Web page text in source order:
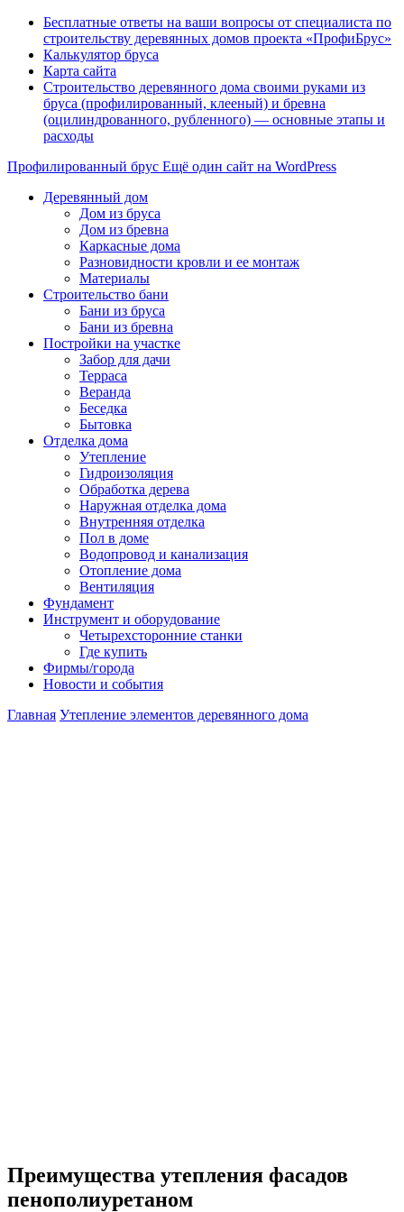
Бесплатные ответы на ваши вопросы от специалиста по
строительству деревянных домов проекта «ПрофиБрус»
Калькулятор бруса
Карта сайта
Строительство деревянного дома своими руками из
бруса (профилированный, клееный) и бревна
(оцилиндрованного, рубленного) — основные этапы и
расходы
Профилированный брус Ещё один сайт на WordPress
Деревянный дом
Дом из бруса
Дом из бревна
Каркасные дома
Разновидности кровли и ее монтаж
Материалы
Строительство бани
Бани из бруса
Бани из бревна
Постройки на участке
Забор для дачи
Терраса
Веранда
Беседка
Бытовка
Отделка дома
Утепление
Гидроизоляция
Обработка дерева
Наружная отделка дома
Внутренняя отделка
Пол в доме
Водопровод и канализация
Отопление дома
Вентиляция
Фундамент
Инструмент и оборудование
Четырехсторонние станки
Где купить
Фирмы/города
Новости и события
Главная Утепление элементов деревянного дома
Преимущества утепления фасадов
пенополиуретаном